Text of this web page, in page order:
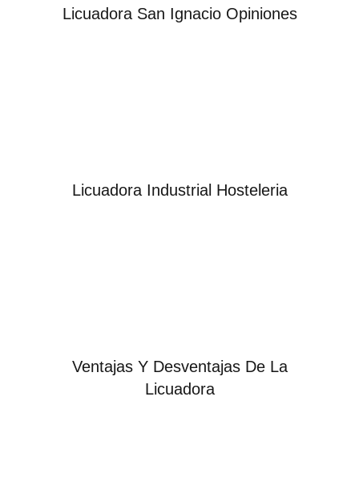
Licuadora San Ignacio Opiniones
Licuadora Industrial Hosteleria
Ventajas Y Desventajas De La
Licuadora